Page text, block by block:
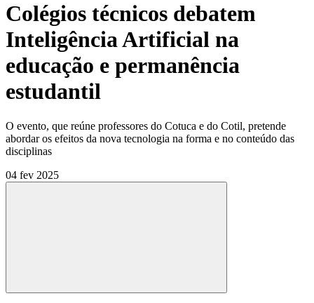
Colégios técnicos debatem
Inteligência Artificial na
educação e permanência
estudantil
O evento, que reúne professores do Cotuca e do Cotil, pretende
abordar os efeitos da nova tecnologia na forma e no conteúdo das
disciplinas
04 fev 2025
Compartilhar